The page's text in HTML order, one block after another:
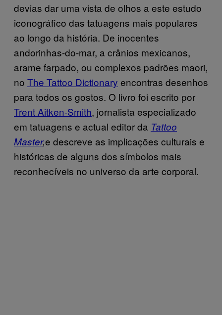
devias dar uma vista de olhos a este estudo
iconográfico das tatuagens mais populares
ao longo da história. De inocentes
andorinhas-do-mar, a crânios mexicanos,
arame farpado, ou complexos padrões maori,
no The Tattoo Dictionary encontras desenhos
para todos os gostos. O livro foi escrito por
Trent Aitken-Smith, jornalista especializado
em tatuagens e actual editor da Tattoo
Master,e descreve as implicações culturais e
históricas de alguns dos símbolos mais
reconhecíveis no universo da arte corporal.